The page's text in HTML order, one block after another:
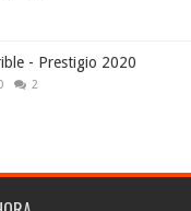
- Prestigio 2020
2